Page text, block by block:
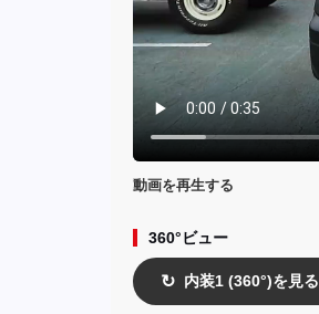
動画を再生する
360°ビュー
↻ 内装1 (360°)を見る